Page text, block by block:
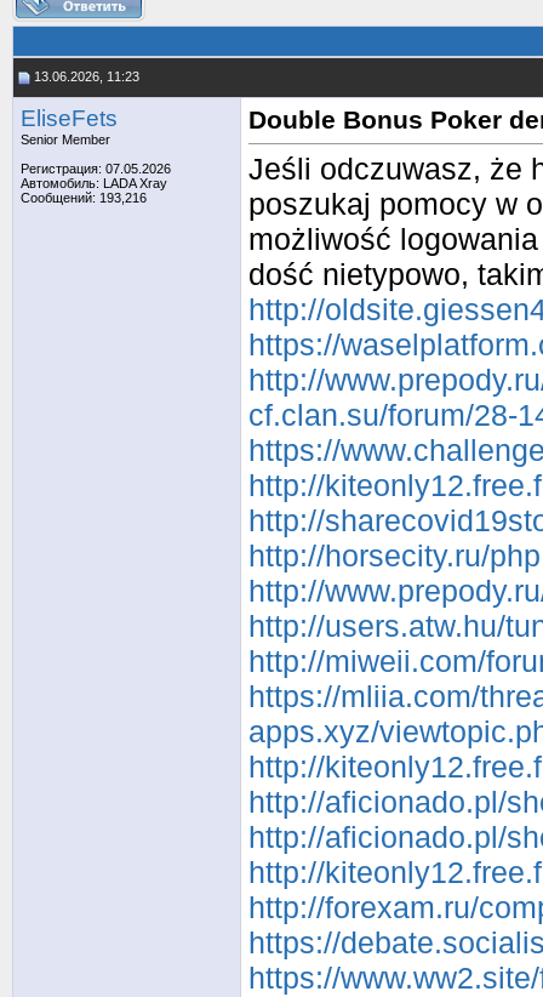
13.06.2026, 11:23
EliseFets
Senior Member
Регистрация: 07.05.2026
Автомобиль: LADA Xray
Сообщений: 193,216
Double Bonus Poker
Jeśli odczuwasz, że
poszukaj pomocy w
możliwość
dość nietypowo,
http://
https://
http://
cf.clan.su/forum/28-
https://
http://
http://
http://horsecity.ru/
http://
http://users.atw.hu/
http://miweii.com/
https://mliia.com/
apps.xyz/
http://
http://aficionado.pl/
http://aficionado.pl/
http://
http://forexam.ru/
https://
https://